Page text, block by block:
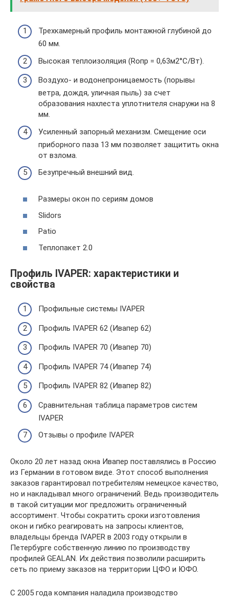
Трехкамерный профиль монтажной глубиной до
60 мм.
Высокая теплоизоляция (Rопр = 0,63м2°С/Вт).
Воздухо- и водонепроницаемость (порывы
ветра, дождя, уличная пыль) за счет
образования нахлеста уплотнителя снаружи на 8
мм.
Усиленный запорный механизм. Смещение оси
приборного паза 13 мм позволяет защитить окна
от взлома.
Безупречный внешний вид.
Размеры окон по сериям домов
Slidors
Patio
Теплопакет 2.0
Профиль IVAPER: характеристики и
свойства
Профильные системы IVAPER
Профиль IVAPER 62 (Ивапер 62)
Профиль IVAPER 70 (Ивапер 70)
Профиль IVAPER 74 (Ивапер 74)
Профиль IVAPER 82 (Ивапер 82)
Сравнительная таблица параметров систем
IVAPER
Отзывы о профиле IVAPER
Около 20 лет назад окна Ивапер поставлялись в Россию
из Германии в готовом виде. Этот способ выполнения
заказов гарантировал потребителям немецкое качество,
но и накладывал много ограничений. Ведь производитель
в такой ситуации мог предложить ограниченный
ассортимент. Чтобы сократить сроки изготовления
окон и гибко реагировать на запросы клиентов,
владельцы бренда IVAPER в 2003 году открыли в
Петербурге собственную линию по производству
профилей GEALAN. Их действия позволили расширить
сеть по приему заказов на территории ЦФО и ЮФО.
С 2005 года компания наладила производство